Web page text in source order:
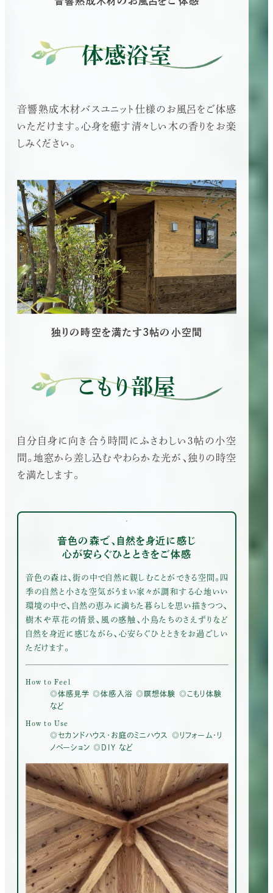
体感浴室
音響熟成木材バスユニット仕様のお風呂をご体感
いただけます。心身を癒す清々しい木の香りをお楽
しみください。
独りの時空を満たす3帖の小空間
こもり部屋
自分自身に向き合う時間にふさわしい3帖の小空
間。地窓から差し込むやわらかな光が、独りの時空
を満たします。
音色の森で、自然を身近に感じ
心が安らぐひとときをご体感
音色の森は、街の中で自然に親しむことができる空間。四
季の自然と小さな空気がうまい家々が調和する心地いい
環境の中で、自然の恵みに満ちた暮らしを思い描きつつ、
樹木や草花の情景、風の感触、小鳥たちのさえずりなど
自然を身近に感じながら、心安らぐひとときをお過ごしい
ただけます。
How to Feel
◎体感見学 ◎体感入浴 ◎瞑想体験 ◎こもり体験
など
How to Use
◎セカンドハウス・お庭のミニハウス ◎リフォーム・リ
ノベーション ◎DIY など